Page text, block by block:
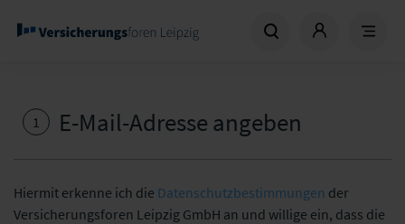
1 E-Mail-Adresse angeben
Hiermit erkenne ich die Datenschutzbestimmungen der
Versicherungsforen Leipzig GmbH an und willige ein, dass die